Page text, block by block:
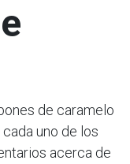
de caramelo
uno de los
acerca de